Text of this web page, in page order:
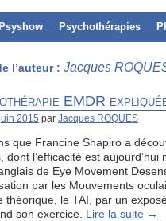
Psyshow Psychothérapies
l’auteur : Jacques
EMDR
2015 par Jacques ROQUES
que Francine Shapiro a
dont l’efficacité est
de Eye Movement
par les Mouvements
théorique, le TAI, par un
son exercice. Lire la suite →